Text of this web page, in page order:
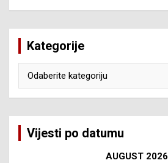
Kategorije
Vijesti po datumu
AUGUST 2026